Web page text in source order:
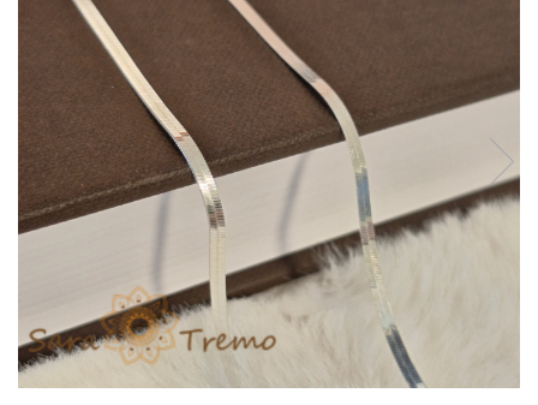
Bratari
Talismane
Verighete
Bijuterii din argint placate cu aur 24K